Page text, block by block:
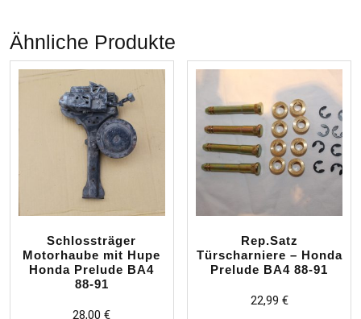
Ähnliche Produkte
Schlossträger
Motorhaube mit Hupe
Honda Prelude BA4
88-91
28,00€
Rep.Satz
Türscharniere – Honda
Prelude BA4 88-91
22,99 €